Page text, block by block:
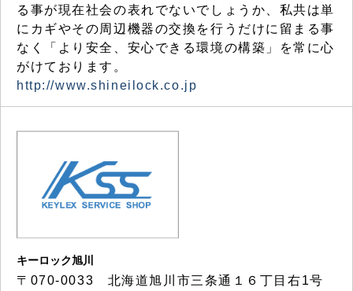
る事が現在社会の表れでないでしょうか、私共は単
にカギやその周辺機器の交換を行うだけに留まる事
なく「より安全、安心できる環境の構築」を常に心
がけております。
http://www.shineilock.co.jp
キーロック旭川
〒070-0033 北海道旭川市三条通１６丁目右1号